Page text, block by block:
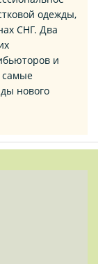
одежды,
СНГ. Два
и
самые
нового